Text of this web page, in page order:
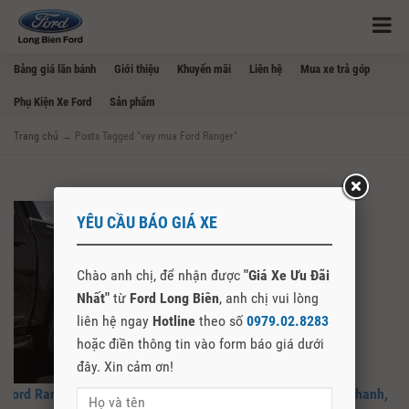
Bảng giá lăn bánh Giới thiệu Khuyến mãi Liên hệ Mua xe trả góp
Phụ Kiện Xe Ford Sản phẩm
Trang chủ → Posts Tagged "vay mua Ford Ranger"
Ford RangerTrả Góp 2026 – Thủ Tục Đơn Giản, Duyệt Vay Nhanh,
YÊU CẦU BÁO GIÁ XE
Chào anh chị, để nhận được "Giá Xe Ưu Đãi
Nhất" từ Ford Long Biên, anh chị vui lòng
liên hệ ngay Hotline theo số 0979.02.8283
hoặc điền thông tin vào form báo giá dưới
đây. Xin cảm ơn!